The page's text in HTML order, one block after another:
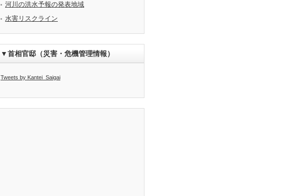
河川の洪水予報の発表地域
水害リスクライン
▼首相官邸（災害・危機管理情報）
Tweets by Kantei_Saigai